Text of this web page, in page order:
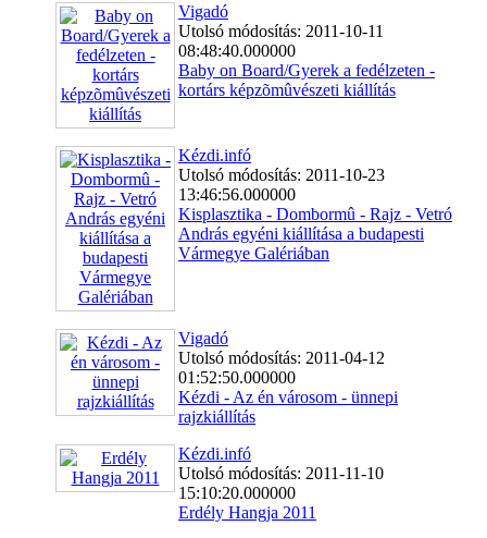
Vigadó
Utolsó módosítás: 2011-10-11
08:48:40.000000
Baby on Board/Gyerek a fedélzeten -
kortárs képzõmûvészeti kiállítás
Kézdi.infó
Utolsó módosítás: 2011-10-23
13:46:56.000000
Kisplasztika - Dombormû - Rajz - Vetró
András egyéni kiállítása a budapesti
Vármegye Galériában
Vigadó
Utolsó módosítás: 2011-04-12
01:52:50.000000
Kézdi - Az én városom - ünnepi
rajzkiállítás
Kézdi.infó
Utolsó módosítás: 2011-11-10
15:10:20.000000
Erdély Hangja 2011